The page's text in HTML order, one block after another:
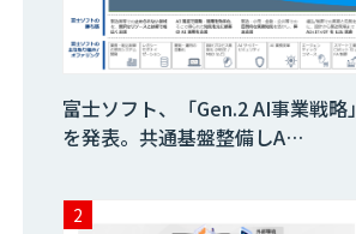
AIコール
富士ソフト、「Gen.2 AI事業戦略」
を発表。共通基盤整備しA…